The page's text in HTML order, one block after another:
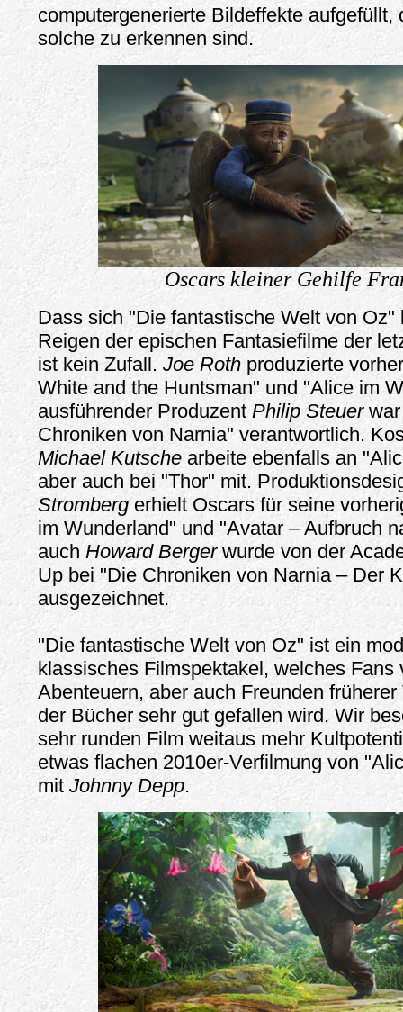
computergenerierte Bildeffekte aufgefüllt,
solche zu erkennen sind.
Oscars kleiner Gehilfe
Dass sich "Die fantastische Welt von Oz"
Reigen der epischen Fantasiefilme der
ist kein Zufall. Joe Roth produzierte
White and the Huntsman" und "Alice im
ausführender ProduzentPhilip Steuerwar
Chroniken von Narnia" verantwortlich.
Michael Kutsche arbeite ebenfalls an
aber auch bei "Thor" mit.
Strombergerhielt Oscars für seine
im Wunderland" und "Avatar – Aufbruch
auch Howard Bergerwurde von der
Up bei "Die Chroniken von Narnia – Der
ausgezeichnet.
"Die fantastische Welt von Oz" ist ein
klassisches Filmspektakel, welches Fans
Abenteuern, aber auch Freunden
der Bücher sehr gut gefallen wird. Wir
sehr runden Film weitaus mehr
etwas flachen 2010er-Verfilmung von
mit Johnny Depp.